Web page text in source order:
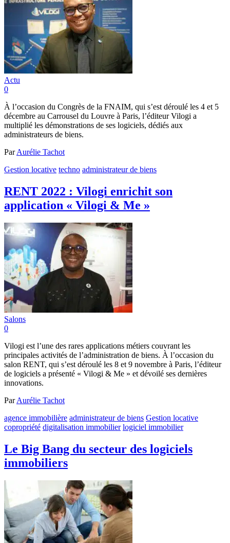
Actu
0
À l’occasion du Congrès de la FNAIM, qui s’est déroulé les 4 et 5
décembre au Carrousel du Louvre à Paris, l’éditeur Vilogi a
multiplié les démonstrations de ses logiciels, dédiés aux
administrateurs de biens.
ParAurélie Tachot
Gestion locative techno administrateur de biens
RENT 2022 : Vilogi enrichit son
application « Vilogi & Me »
Salons
0
Vilogi est l’une des rares applications métiers couvrant les
principales activités de l’administration de biens. À l’occasion du
salon RENT, qui s’est déroulé les 8 et 9 novembre à Paris, l’éditeur
de logiciels a présenté « Vilogi & Me » et dévoilé ses dernières
innovations.
ParAurélie Tachot
agence immobilière administrateur de biens Gestion locative
copropriété digitalisation immobilier logiciel immobilier
Le Big Bang du secteur des logiciels
immobiliers